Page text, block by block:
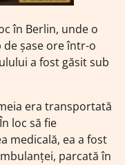
în Berlin, unde o
șase ore într-o
a fost găsit sub
era transportată
loc să fie
medicală, ea a fost
parcată în